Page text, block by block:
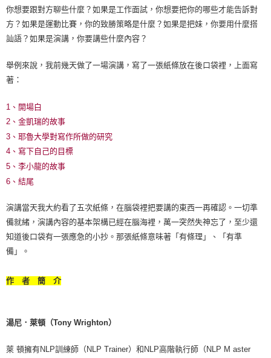
你想要跟對方聊些什麼？如果是工作面試，你想要把你的哪些才能告訴對
方？如果是運動比賽，你的致勝策略是什麼？如果是把妹，你要用什麼搭
訕語？如果是演講，你要講些什麼內容？
舉例來說，我前幾天做了一場演講，寫了一張紙條放在後口袋裡，上面寫
著：
1、開場白
2、金凱瑞的故事
3、耶魯大學對寫作所做的研究
4、寫下自己的目標
5、李小龍的故事
6、結尾
演講當天我大約看了五次紙條，在腦袋裡把要講的東西一再確認。一切準
備就緒，演講內容的基本架構已經在腦海裡，萬一突然失神忘了，至少還
知道後口袋有一張應急的小抄。那張紙條意味著「有條理」、「有準
備」。
作 者 簡 介
湯尼．萊頓（Tony Wrighton）
萊 頓擁有NLP訓練師（NLP Trainer）和NLP高階執行師（NLP M aster